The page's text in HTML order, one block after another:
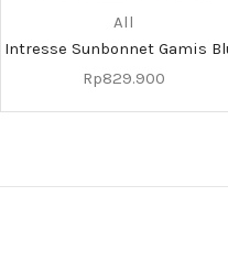
All
Intresse Sunbonnet Gamis
Rp829.900